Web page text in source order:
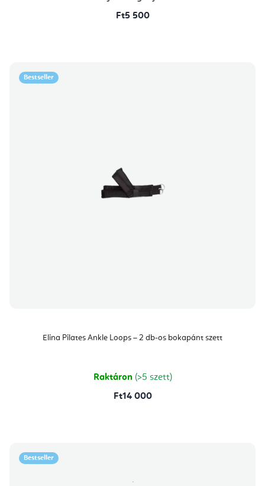
Ft5 500
Bestseller
Elina Pilates Ankle Loops – 2 db-os bokapánt szett
Raktáron (>5 szett)
Ft14 000
Bestseller